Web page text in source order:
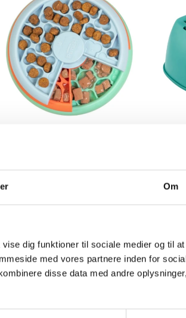
Om
dig funktioner til sociale medier og til
med vores partnere inden for
disse data med andre
kr.
Ottosson
Dog
289,00
Nina
til din hund!
Nina Ottosson hundespil er
styrke samarbejdet mellem dig og